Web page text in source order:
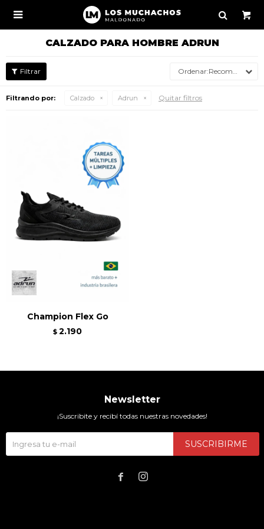

CALZADO PARA HOMBRE ADRUN
Recomendados
Filtrando por: Calzado Adrun Quitar filtros
Champion Flex Go
$ 2.190
Newsletter
¡Suscribite y recibí todas nuestras novedades!
SUSCRIBIRME
 